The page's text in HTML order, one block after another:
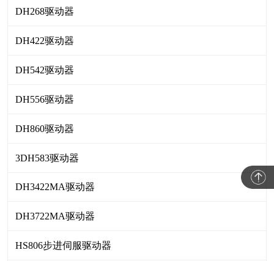
DH268驱动器
DH422驱动器
DH542驱动器
DH556驱动器
DH860驱动器
3DH583驱动器
DH3422MA驱动器
DH3722MA驱动器
HS806步进伺服驱动器